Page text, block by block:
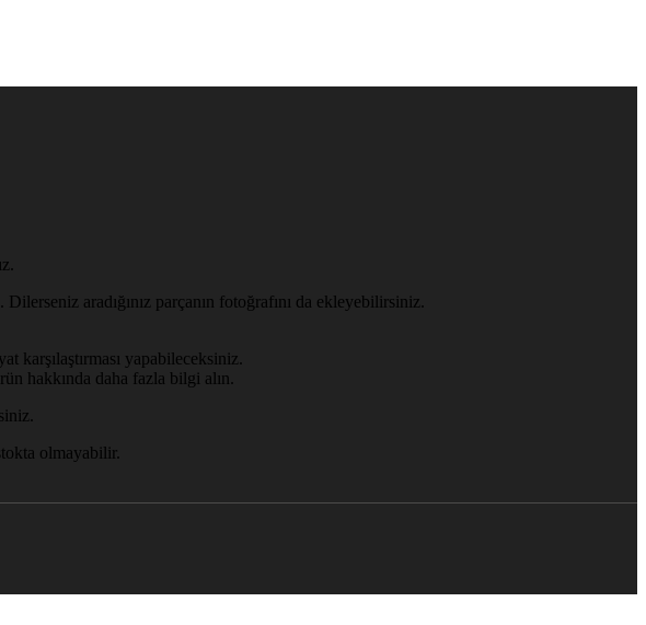
aradığınız parçanın fotoğrafını da ekleyebilirsiniz.
karşılaştırması yapabileceksiniz.
hakkında daha fazla bilgi alın.
olmayabilir.